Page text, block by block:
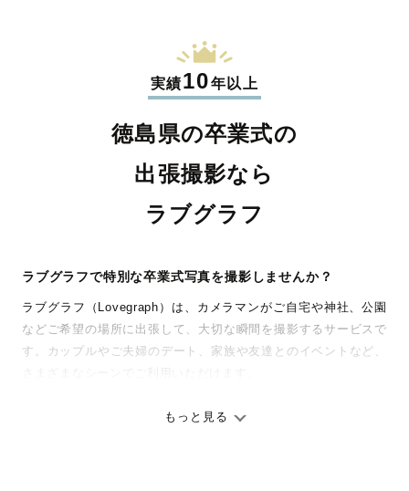
実績10年以上
徳島県の卒業式の
出張撮影なら
ラブグラフ
ラブグラフで特別な卒業式写真を撮影しませんか？
ラブグラフ（Lovegraph）は、カメラマンがご自宅や神社、公園
などご希望の場所に出張して、大切な瞬間を撮影するサービスで
す。カップルやご夫婦のデート、家族や友達とのイベントなど、
ありのままの空気感を大切に、何十年経っても見返したくなるよ
もっと見る